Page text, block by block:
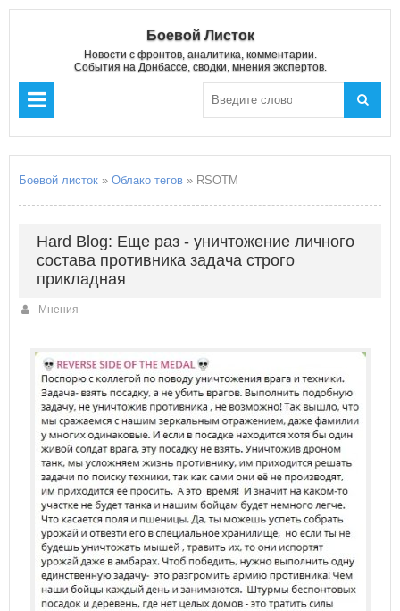
Боевой Листок
Новости с фронтов, аналитика, комментарии.
События на Донбассе, сводки, мнения экспертов.
Боевой листок » Облако тегов » RSOTM
Hard Blog: Еще раз - уничтожение личного
состава противника задача строго
прикладная
Мнения